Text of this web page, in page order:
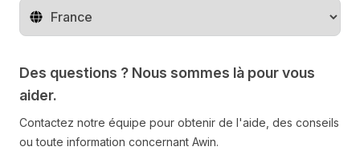
Changer de pays
Des questions ? Nous sommes là pour vous
aider.
Contactez notre équipe pour obtenir de l'aide, des conseils
ou toute information concernant Awin.